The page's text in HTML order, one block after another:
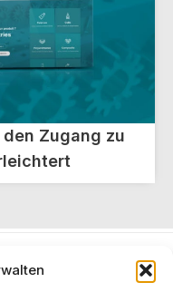
Zugang zu
2